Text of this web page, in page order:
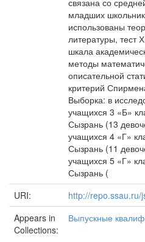
связана со
младших
использованы
литературы, тест
шкала
методы
описательной
критерий
Выборка: в
учащихся 3 «Б»
Сызрань (13
учащихся 4 «Г»
Сызрань (11
учащихся 5 «Г»
Сызрань (
URI:
http://
Appears in
Collections:
Выпускные